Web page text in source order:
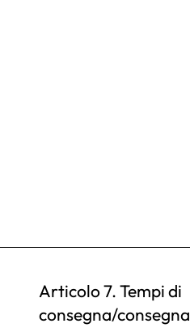
Articolo 7. Tempi di
consegna/consegna